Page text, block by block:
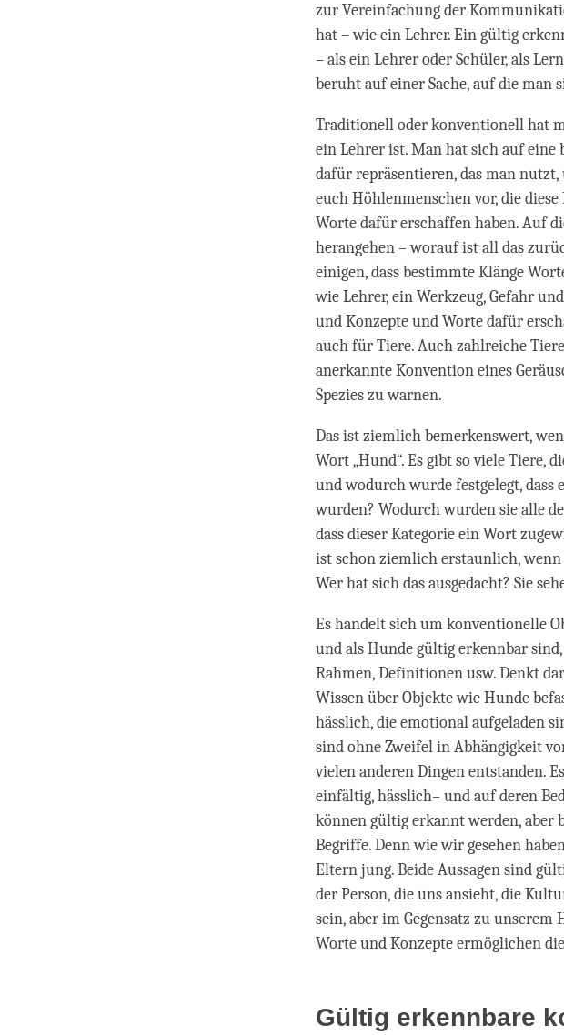
zur Vereinfachung der
hat – wie ein Lehrer. Ein gültig
–als ein Lehrer oder Schüler, als
beruht auf einer Sache, auf die man
Traditionell oder konventionell hat
ein Lehrer ist. Man hat sich auf eine
dafür repräsentieren, das man
euch Höhlenmenschen vor, die
Worte dafür erschaffen haben. Auf
herangehen – worauf ist all das
einigen, dass bestimmte Klänge
wie Lehrer, ein Werkzeug, Gefahr
und Konzepte und Worte dafür
auch für Tiere. Auch zahlreiche
anerkannte Konvention eines
Spezies zu warnen.
Das ist ziemlich bemerkenswert,
Wort „Hund“. Es gibt so viele Tiere,
und wodurch wurde festgelegt, dass
wurden? Wodurch wurden sie alle
dass dieser Kategorie ein Wort
ist schon ziemlich erstaunlich,
Wer hat sich das ausgedacht? Sie
Es handelt sich um konventionelle
und als Hunde gültig erkennbar
Rahmen, Definitionen usw. Denkt
Wissen über Objekte wie Hunde
hässlich, die emotional aufgeladen
sind ohne Zweifel in Abhängigkeit
vielen anderen Dingen entstanden.
einfältig, hässlich–und auf deren
können gültig erkannt werden, aber
Begriffe. Denn wie wir gesehen
Eltern jung. Beide Aussagen sind
der Person, die uns ansieht, die
sein, aber im Gegensatz zu
Worte und Konzepte ermöglichen
Gültig erkennbare